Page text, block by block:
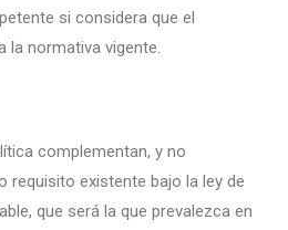
si considera que el
la normativa vigente.
complementan, y no
requisito existente bajo la ley de
que será la que prevalezca en